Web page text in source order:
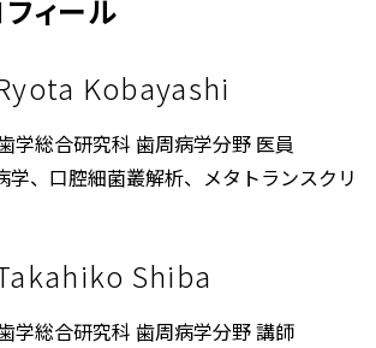
ィール
Kobayashi
学総合研究科 歯周病学分野 医員
学、口腔細菌叢解析、メタトランスクリ
Shiba
学総合研究科 歯周病学分野 講師